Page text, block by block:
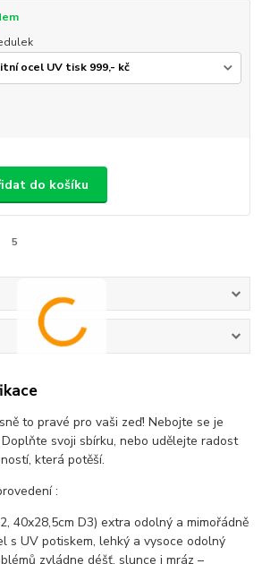
do košíku
5
to pravé pro vaši zeď! Nebojte se je
svoji sbírku, nebo udělejte radost
která potěší.
:
40x28,5cm D3) extra odolný a mimořádně
s UV potiskem, lehký a vysoce odolný
zvládne déšť, slunce i mráz –